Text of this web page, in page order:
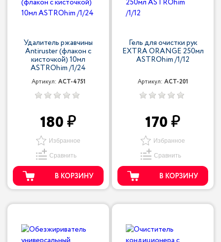
Удалитель ржавчины
Antiruster (флакон с
кисточкой) 10мл
ASTROhim /1/24
Артикул: ACT-4751
180
Избранное
Сравнить
В КОРЗИНУ
Гель для очистки рук
EXTRA ORANGE 250мл
ASTROhim /1/12
Артикул: ACT-201
170
Избранное
Сравнить
В КОРЗИНУ